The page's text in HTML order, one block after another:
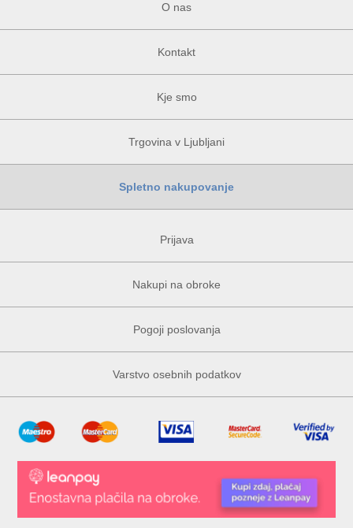
O nas
Kontakt
Kje smo
Trgovina v Ljubljani
Spletno nakupovanje
Prijava
Nakupi na obroke
Pogoji poslovanja
Varstvo osebnih podatkov